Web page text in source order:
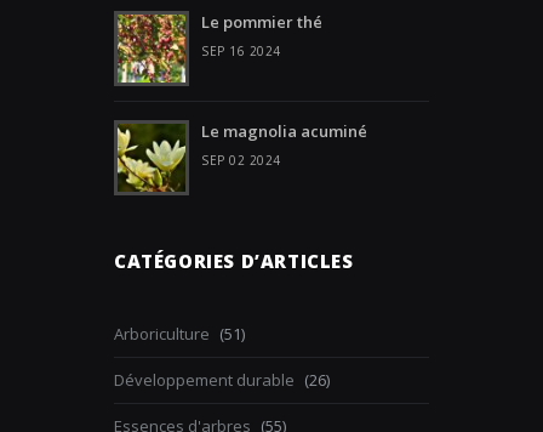
Le pommier thé
SEP 16 2024
Le magnolia acuminé
SEP 02 2024
CATÉGORIES D’ARTICLES
Arboriculture (51)
Développement durable (26)
Essences d'arbres (55)